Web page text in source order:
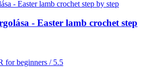
- Easter lamb crochet step